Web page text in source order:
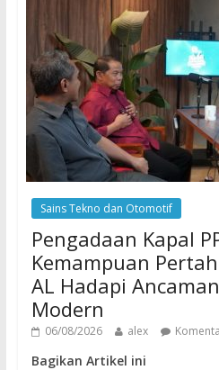
Sains Tekno dan Otomotif
Pengadaan Kapal
Kemampuan
AL Hadapi
Modern
06/08/2026 alex
Bagikan Artikel ini